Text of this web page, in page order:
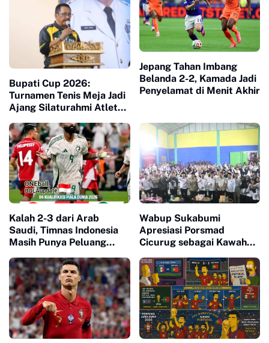
Bupati Cup 2026:
Turnamen Tenis Meja Jadi
Ajang Silaturahmi Atlet
Jepang Tahan Imbang
Belanda 2-2, Kamada Jadi
Penyelamat di Menit Akhir
Kalah 2-3 dari Arab
Saudi, Timnas Indonesia
Masih Punya Peluang
Wabup Sukabumi
Apresiasi Porsmad
Cicurug sebagai Kawah
Madrasah Unggul